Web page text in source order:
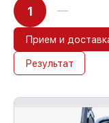
1
Прием и
Результат